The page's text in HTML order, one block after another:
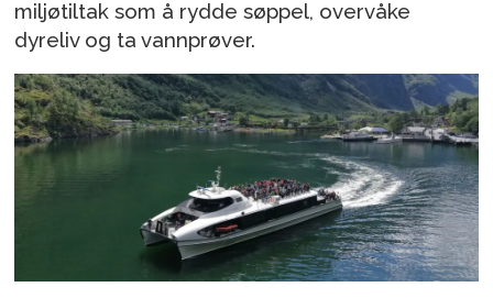
miljøtiltak som å rydde søppel, overvåke
dyreliv og ta vannprøver.